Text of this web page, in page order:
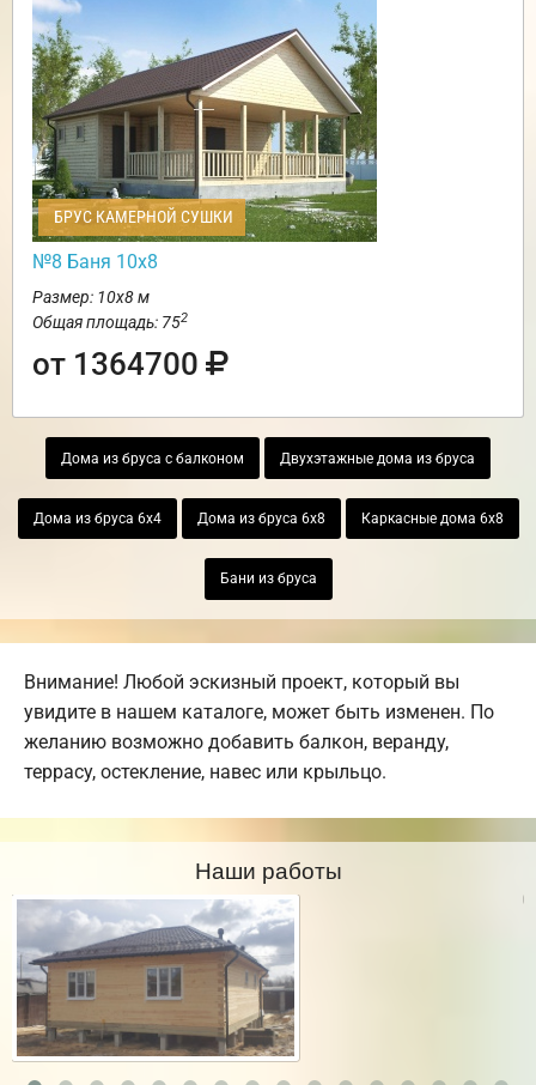
БРУС КАМЕРНОЙ СУШКИ
№8 Баня 10х8
Размер: 10х8 м
Общая площадь: 752
от 1364700
Дома из бруса с балконом Двухэтажные дома из бруса
Дома из бруса 6х4 Дома из бруса 6х8 Каркасные дома 6х8
Бани из бруса
Внимание! Любой эскизный проект, который вы
увидите в нашем каталоге, может быть изменен. По
желанию возможно добавить балкон, веранду,
террасу, остекление, навес или крыльцо.
Наши работы